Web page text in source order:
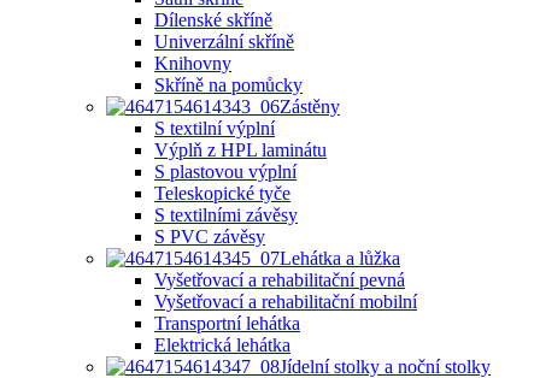
Dílenské skříně
Univerzální skříně
Knihovny
Skříně na pomůcky
Zástěny
S textilní výplní
Výplň z HPL laminátu
S plastovou výplní
Teleskopické tyče
S textilními závěsy
S PVC závěsy
Lehátka a lůžka
Vyšetřovací a rehabilitační pevná
Vyšetřovací a rehabilitační mobilní
Transportní lehátka
Elektrická lehátka
Jídelní stolky a noční stolky